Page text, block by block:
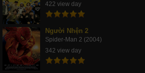
422 view day
Người Nhện 2
Spider-Man 2 (2004)
342 view day